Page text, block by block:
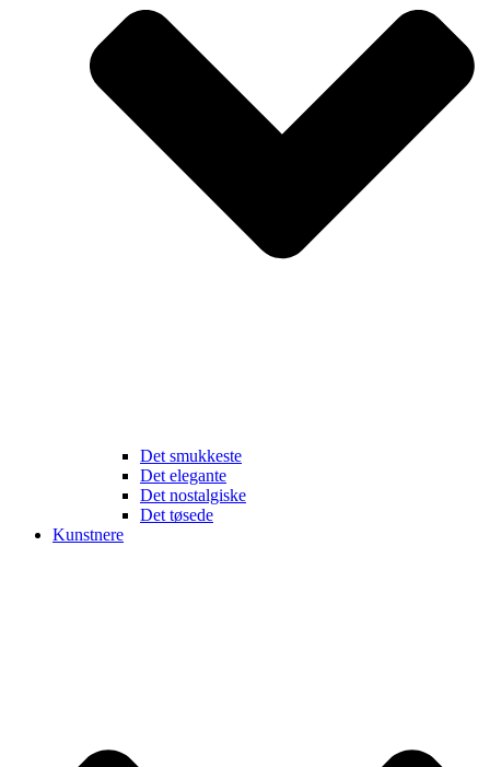
Det smukkeste
Det elegante
Det nostalgiske
Det tøsede
Kunstnere